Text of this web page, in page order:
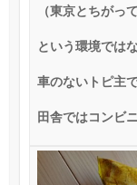
（東京とちがって
という環境では
車のないトピ主
田舎ではコンビ